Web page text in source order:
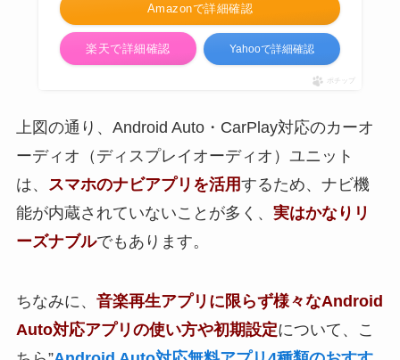
Amazonで詳細確認
楽天で詳細確認 Yahooで詳細確認
ポチップ
上図の通り、Android Auto・CarPlay対応のカーオ
ーディオ（ディスプレイオーディオ）ユニット
は、
スマホのナビアプリを活用するため、ナビ機
能が内蔵されていないことが多く、 実はかなりリ
ーズナブルでもあります。
ちなみに、 音楽再生アプリに限らず様々なAndroid
Auto対応アプリの使い方や初期設定について、こ